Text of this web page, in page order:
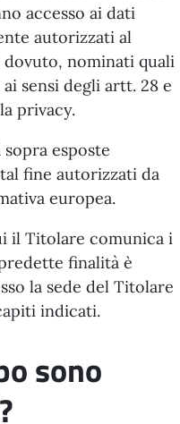
accesso ai dati
autorizzati al
nominati quali
sensi degli artt. 28 e
privacy.
esposte
fine autorizzati da
europea.
il Titolare comunica i
finalità è
la sede del Titolare
indicati.
sono